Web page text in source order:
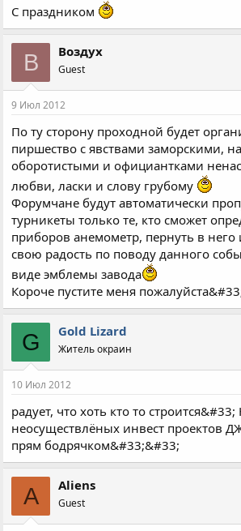
С праздником
В Воздух
Guest
9 Июл 2012
По ту сторону проходной будет
пиршество с явствами заморскими,
оборотистыми и официантками
любви, ласки и слову грубому
Форумчане будут автоматически
турникеты только те, кто сможет
приборов анемометр, пернуть в него
свою радость по поводу данного
виде эмблемы завода
Короче пустите меня
G Gold Lizard
Житель окраин
10 Июл 2012
радует, что хоть кто то
неосуществлёных инвест проектов
прям бодрячком&#33;&#33;
A Aliens
Guest